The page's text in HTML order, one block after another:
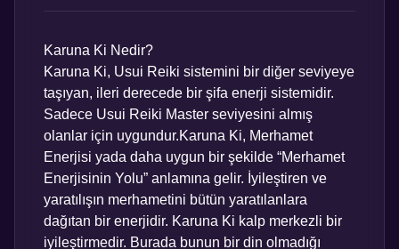
Karuna Ki Nedir?
Karuna Ki, Usui Reiki sistemini bir diğer seviyeye
taşıyan, ileri derecede bir şifa enerji sistemidir.
Sadece Usui Reiki Master seviyesini almış
olanlar için uygundur.Karuna Ki, Merhamet
Enerjisi yada daha uygun bir şekilde “Merhamet
Enerjisinin Yolu” anlamına gelir. İyileştiren ve
yaratılışın merhametini bütün yaratılanlara
dağıtan bir enerjidir. Karuna Ki kalp merkezli bir
iyileştirmedir. Burada bunun bir din olmadığı